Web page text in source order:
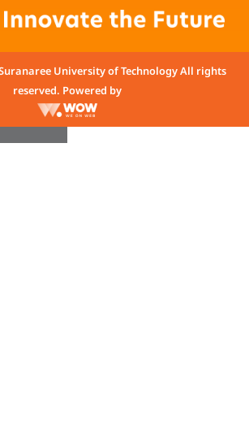
University of Technology All rights
reserved. Powered by